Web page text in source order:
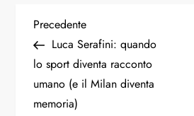
N
a
v
Articolo
precedente
Precedente
Luca Serafini: quando
lo sport diventa racconto
umano (e il Milan diventa
memoria)